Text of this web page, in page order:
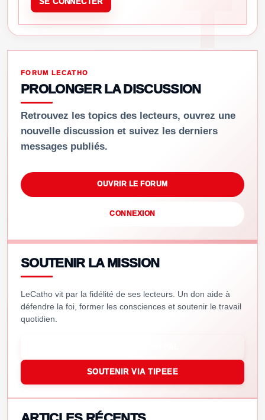
FORUM LECATHO
PROLONGER LA DISCUSSION
Retrouvez les topics des lecteurs, ouvrez une
nouvelle discussion et suivez les derniers
messages publiés.
OUVRIR LE FORUM
CONNEXION
SOUTENIR LA MISSION
LeCatho vit par la fidélité de ses lecteurs. Un don aide à
défendre la foi, former les consciences et soutenir le travail
quotidien.
SOUTENIR VIA TIPEEE